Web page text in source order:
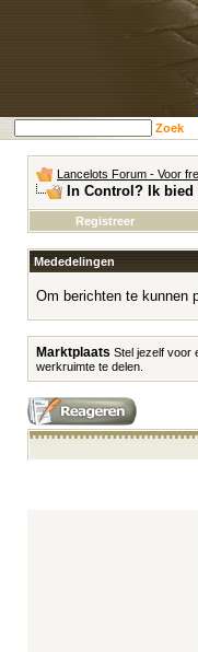
Zoek
Lancelots Forum - Voor
In Control? Ik
Registreer
Mededelingen
Om berichten te kunnen
Marktplaats Stel jezelf voor
werkruimte te delen.